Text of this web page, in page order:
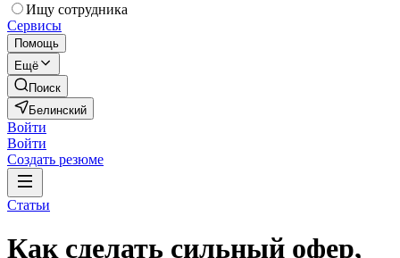
Ищу сотрудника
Сервисы
Помощь
Ещё
Поиск
Белинский
Войти
Войти
Создать резюме
Статьи
Как сделать сильный офер,